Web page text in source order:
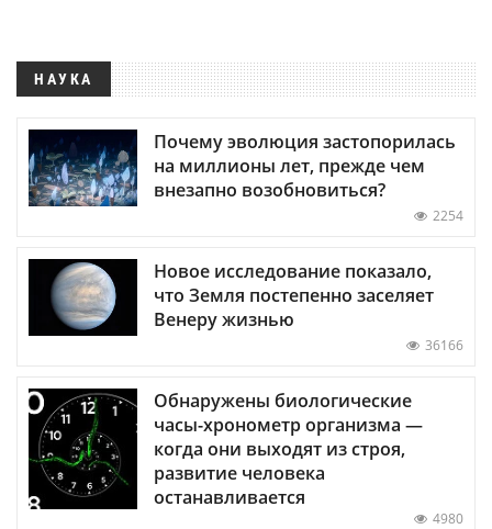
НАУКА
Почему эволюция застопорилась
на миллионы лет, прежде чем
внезапно возобновиться?
2254
Новое исследование показало,
что Земля постепенно заселяет
Венеру жизнью
36166
Обнаружены биологические
часы-хронометр организма —
когда они выходят из строя,
развитие человека
останавливается
4980